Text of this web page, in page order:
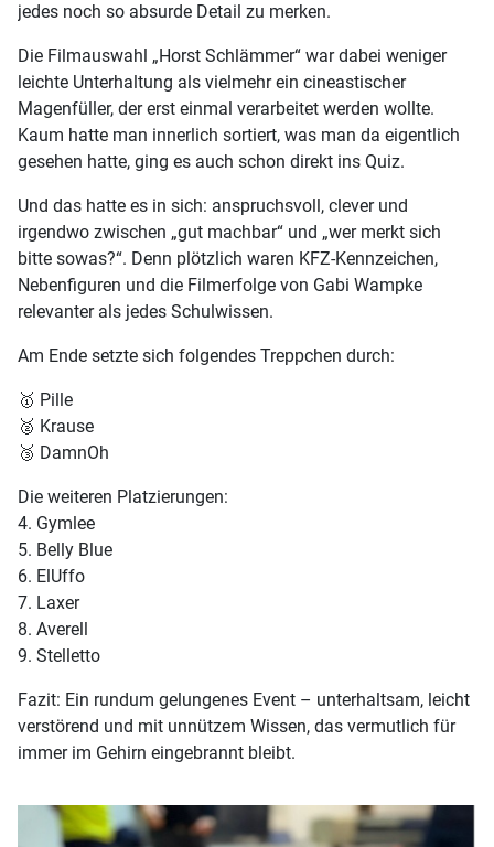
jedes noch so absurde Detail zu merken.
Die Filmauswahl „Horst Schlämmer“ war dabei weniger
leichte Unterhaltung als vielmehr ein cineastischer
Magenfüller, der erst einmal verarbeitet werden wollte.
Kaum hatte man innerlich sortiert, was man da eigentlich
gesehen hatte, ging es auch schon direkt ins Quiz.
Und das hatte es in sich: anspruchsvoll, clever und
irgendwo zwischen „gut machbar“ und „wer merkt sich
bitte sowas?“. Denn plötzlich waren KFZ-Kennzeichen,
Nebenfiguren und die Filmerfolge von Gabi Wampke
relevanter als jedes Schulwissen.
Am Ende setzte sich folgendes Treppchen durch:
🥇 Pille
🥈 Krause
🥉 DamnOh
Die weiteren Platzierungen:
4.⁠ ⁠Gymlee
5.⁠ ⁠⁠Belly Blue
6.⁠ ⁠⁠ElUffo
7.⁠ ⁠⁠Laxer
8.⁠ ⁠⁠Averell
9.⁠ ⁠⁠Stelletto
Fazit: Ein rundum gelungenes Event – unterhaltsam, leicht
verstörend und mit unnützem Wissen, das vermutlich für
immer im Gehirn eingebrannt bleibt.